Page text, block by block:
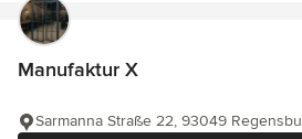
Manufaktur X
Sarmanna Straße 22, 93049